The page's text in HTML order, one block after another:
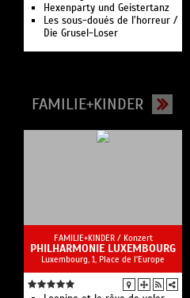
Hexenparty und Geistertanz
Les sous-doués de l’horreur /
Die Grusel-Loser
FAMILIE+KINDER
FAMILIE+KINDER / Konzert
PHILHARMONIE LUXEMBOURG
Luxembourg, 1, Place de l'Europe